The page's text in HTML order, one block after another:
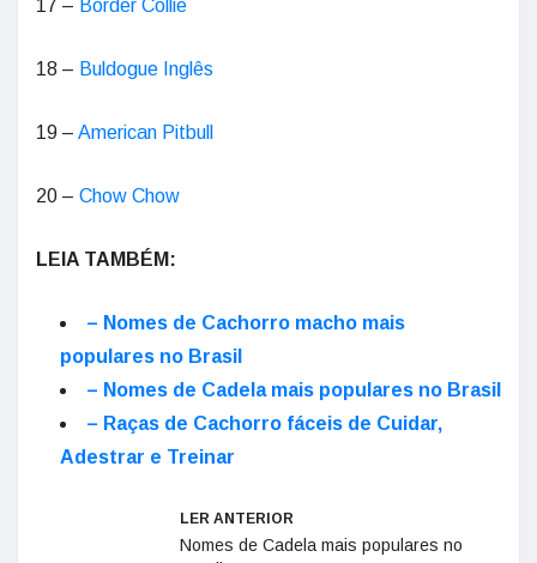
17 – Border Collie
18 – Buldogue Inglês
19 – American Pitbull
20 – Chow Chow
LEIA TAMBÉM:
– Nomes de Cachorro macho mais
populares no Brasil
– Nomes de Cadela mais populares no Brasil
– Raças de Cachorro fáceis de Cuidar,
Adestrar e Treinar
LER ANTERIOR
Nomes de Cadela mais populares no